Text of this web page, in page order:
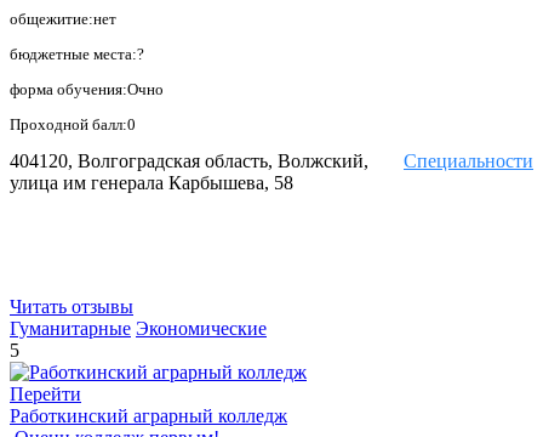
общежитие:нет
бюджетные места:?
форма обучения:Очно
Проходной балл:0
Специальности
404120, Волгоградская область, Волжский,
улица им генерала Карбышева, 58
Читать отзывы
Гуманитарные Экономические
5
Перейти
Работкинский аграрный колледж